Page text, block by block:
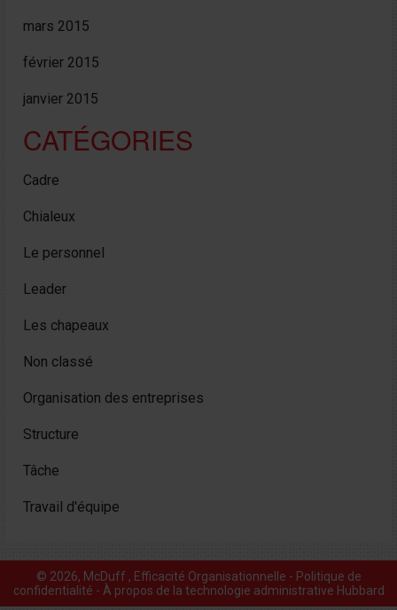
mars 2015
février 2015
janvier 2015
CATÉGORIES
Cadre
Chialeux
Le personnel
Leader
Les chapeaux
Non classé
Organisation des entreprises
Structure
Tâche
Travail d'équipe
© 2026, McDuff , Efficacité Organisationnelle - Politique de
confidentialité - À propos de la technologie administrative Hubbard